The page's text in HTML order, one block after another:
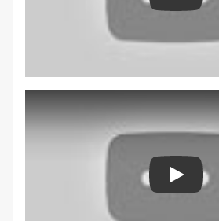
Play